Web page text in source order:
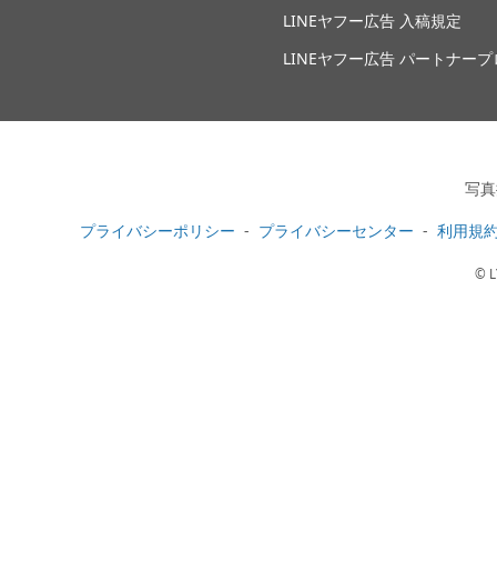
LINEヤフー広告 入稿規定
LINEヤフー広告 パートナー
写
プライバシーポリシー
プライバシーセンター 利用規
©